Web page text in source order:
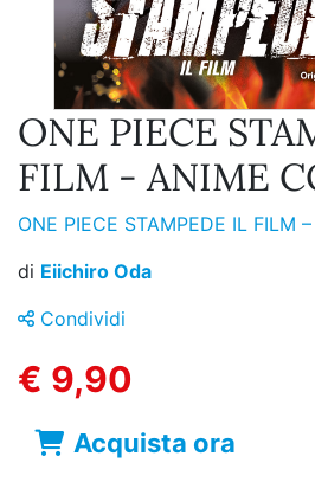
ONE PIECE
FILM - ANIME
ONE PIECE STAMPEDE IL FILM
di Eiichiro Oda
Condividi
€ 9,90
Acquista ora